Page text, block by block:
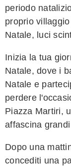
periodo
proprio
Natale, luci
Inizia la tua
Natale, dove i
Natale e
perdere
Piazza Martiri,
affascina
Dopo una
concediti una